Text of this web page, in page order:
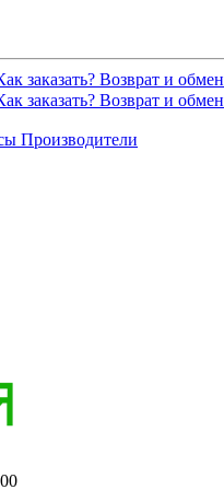
заказать? Возврат и обмен
заказать? Возврат и обмен
Производители